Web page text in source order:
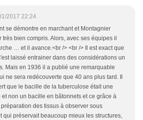
2017 22:24
se démontre en marchant et Montagnier
très bien compris. Alors, avec ses équipes il
… et il avance.<br /> <br /> Il est exact que
laissé entrainer dans des considérations un
Mais en 1936 il a publié une remarquable
ne sera redécouverte que 40 ans plus tard. Il
que le bacille de la tuberculose était une
et non un bacille en bâtonnets et ce grâce à
des tissus à observer sous
qui préservait beaucoup mieux les structures,